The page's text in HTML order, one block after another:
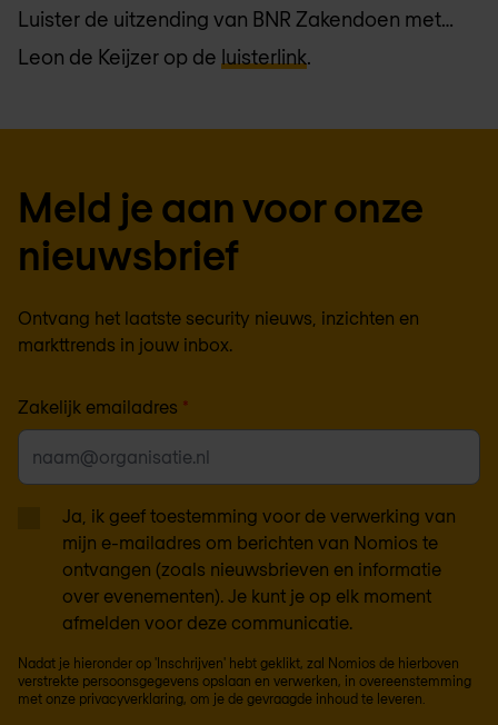
Luister de uitzending van BNR Zakendoen met…
Leon de Keijzer op de luisterlink.
Meld je aan voor onze
nieuwsbrief
Ontvang het laatste security nieuws, inzichten en
markttrends in jouw inbox.
Zakelijk emailadres *
Ja, ik geef toestemming voor de verwerking van
mijn e-mailadres om berichten van Nomios te
ontvangen (zoals nieuwsbrieven en informatie
over evenementen). Je kunt je op elk moment
afmelden voor deze communicatie.
Nadat je hieronder op 'Inschrijven' hebt geklikt, zal Nomios de hierboven
verstrekte persoonsgegevens opslaan en verwerken, in overeenstemming
met onze privacyverklaring, om je de gevraagde inhoud te leveren.